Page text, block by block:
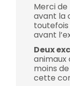
Merci de
avant la
toutefois
avant
Deux
animaux
moins
cette